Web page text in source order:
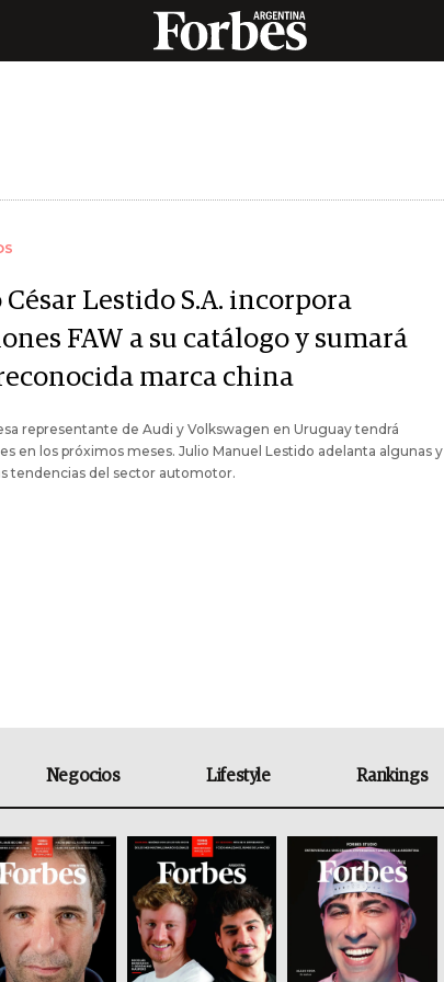
Lestido S.A. incorpora
FAW a su catálogo y sumará
marca china
representante de Audi y Volkswagen en Uruguay tendrá
en los próximos meses. Julio Manuel Lestido adelanta algunas y
tendencias del sector automotor.
Negocios Lifestyle Rankings